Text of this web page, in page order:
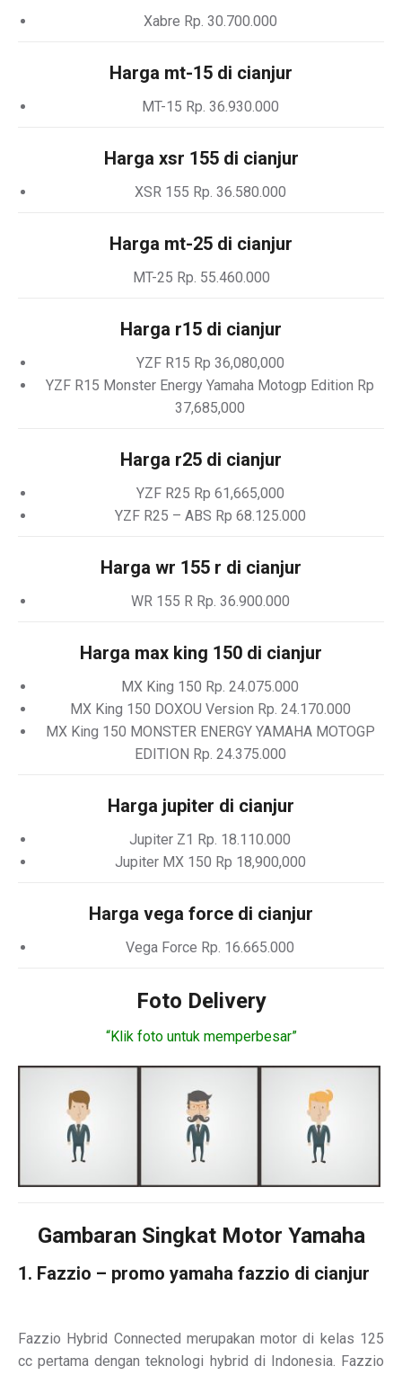
Xabre Rp. 30.700.000
Harga mt-15 di cianjur
MT-15 Rp. 36.930.000
Harga xsr 155 di cianjur
XSR 155 Rp. 36.580.000
Harga mt-25 di cianjur
MT-25 Rp. 55.460.000
Harga r15 di cianjur
YZF R15 Rp 36,080,000
YZF R15 Monster Energy Yamaha Motogp Edition Rp
37,685,000
Harga r25 di cianjur
YZF R25 Rp 61,665,000
YZF R25 – ABS Rp 68.125.000
Harga wr 155 r di cianjur
WR 155 R Rp. 36.900.000
Harga max king 150 di cianjur
MX King 150 Rp. 24.075.000
MX King 150 DOXOU Version Rp. 24.170.000
MX King 150 MONSTER ENERGY YAMAHA MOTOGP
EDITION Rp. 24.375.000
Harga jupiter di cianjur
Jupiter Z1 Rp. 18.110.000
Jupiter MX 150 Rp 18,900,000
Harga vega force di cianjur
Vega Force Rp. 16.665.000
Foto Delivery
“Klik foto untuk memperbesar”
Gambaran Singkat Motor Yamaha
1. Fazzio – promo yamaha fazzio di cianjur
Fazzio Hybrid Connected merupakan motor di kelas 125
cc pertama dengan teknologi hybrid di Indonesia. Fazzio